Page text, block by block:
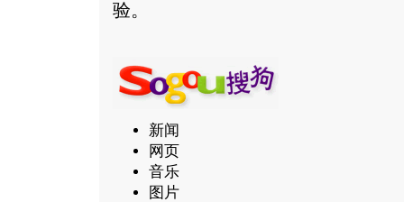
验。
新闻
网页
音乐
图片